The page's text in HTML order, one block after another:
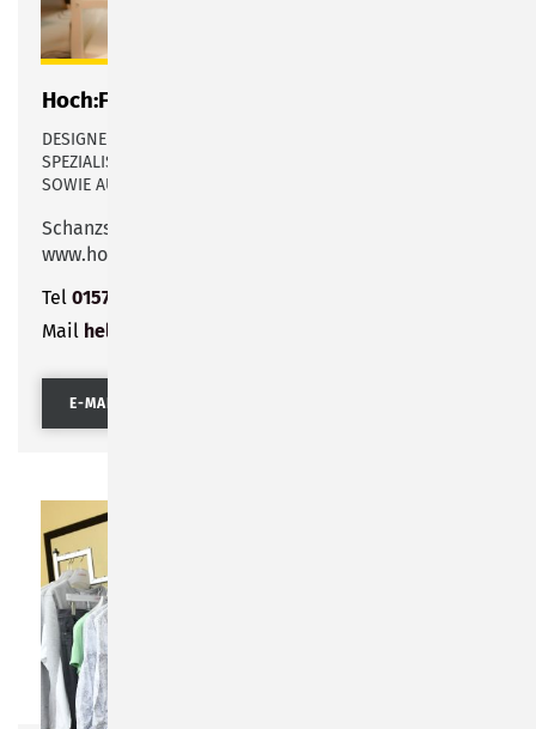
Hoch:Format
DESIGNERIN & FOTOGRAFIN MIT ATELIER & FOTOSTUDIO.
SPEZIALISIERT AUF NEUGEBORENEN- & BABYFOTOGRAFIE,
SOWIE AUF BUSINESS- & IMAGEFOTOGRAFIE
Schanzstraße 8
www.hoch-format.de
Tel 0157 39613981
Mail hello@hoch-format.de
E-MAIL SENDEN